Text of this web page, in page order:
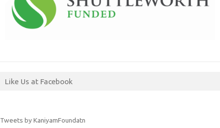
Like Us at Facebook
Tweets by KaniyamFoundatn